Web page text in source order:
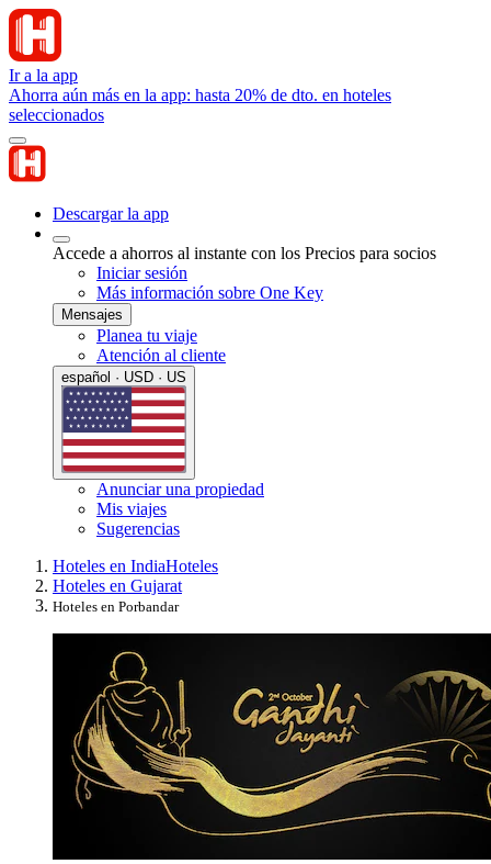
Ir a la app
Ahorra aún más en la app: hasta 20% de dto. en hoteles
seleccionados
Descargar la app
Accede a ahorros al instante con los Precios para socios
Iniciar sesión
Más información sobre One Key
Mensajes
Planea tu viaje
Atención al cliente
español · USD · US
Anunciar una propiedad
Mis viajes
Sugerencias
Hoteles en IndiaHoteles
Hoteles en Gujarat
Hoteles en Porbandar